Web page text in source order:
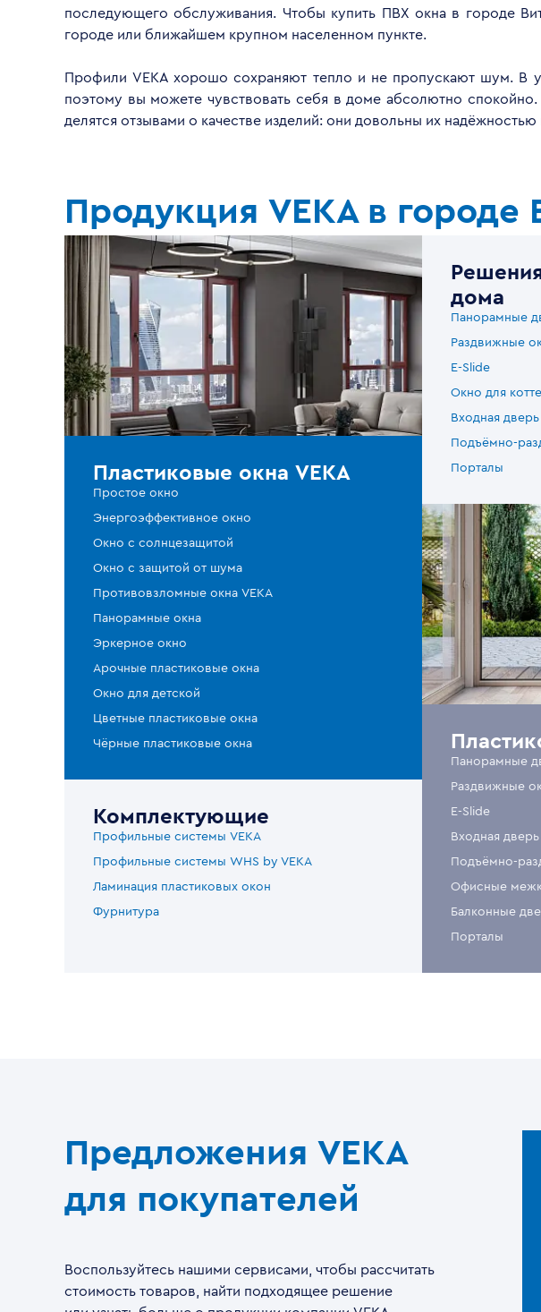
последующего обслуживания. Чтобы купить ПВХ окна в городе
городе или ближайшем крупном населенном пункте.
Профили VEKA хорошо сохраняют тепло и не пропускают шум. В
поэтому вы можете чувствовать себя в доме абсолютно
делятся отзывами о качестве изделий: они довольны их
Продукция VEKA в городе
Пластиковые окна VEKA
Простое окно
Энергоэффективное окно
Окно с солнцезащитой
Окно с защитой от шума
Противовзломные окна VEKA
Панорамные окна
Эркерное окно
Арочные пластиковые окна
Окно для детской
Цветные пластиковые окна
Чёрные пластиковые окна
Комплектующие
Профильные системы VEKA
Профильные системы WHS by VEKA
Ламинация пластиковых окон
Фурнитура
дома
Панорамные
Раздвижные
E-Slide
Окно для
Входная дверь
Подъёмно-
Порталы
Панорамные
Раздвижные
E-Slide
Входная дверь
Подъёмно-
Офисные
Балконные
Порталы
Предложения VEKA
для покупателей
Воспользуйтесь нашими сервисами, чтобы рассчитать
стоимость товаров, найти подходящее решение